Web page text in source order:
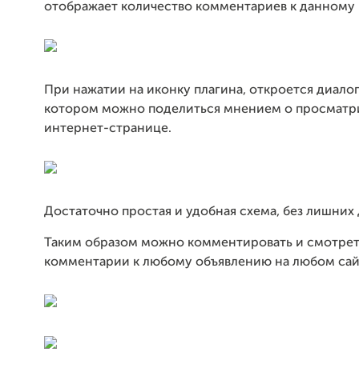
отображает количество комментариев к данному
При нажатии на иконку плагина, откроется
котором можно поделиться мнением о
интернет-странице.
Достаточно простая и удобная схема, без лишних
Таким образом можно комментировать и
комментарии к любому объявлению на любом